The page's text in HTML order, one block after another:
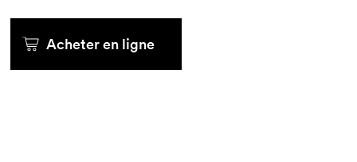
Acheter en ligne